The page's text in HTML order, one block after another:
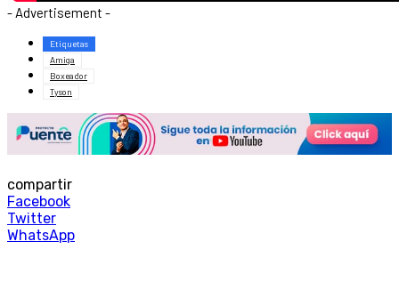
- Advertisement -
Etiquetas
Amiga
Boxeador
Tyson
compartir
Facebook
Twitter
WhatsApp